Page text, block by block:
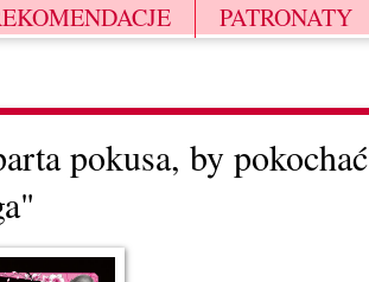
PATRONATY
pokusa, by pokochać